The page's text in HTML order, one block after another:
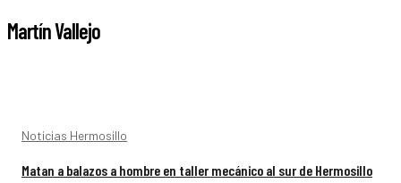
Martín Vallejo
Noticias Hermosillo
Matan a balazos a hombre en taller mecánico al sur de Hermosillo